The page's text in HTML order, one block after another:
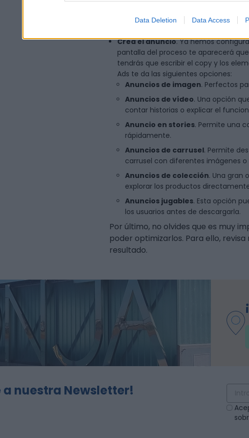
Data Deletion Data Access
puedes elegir uno diario o total.
Ubicación de los anuncios
.
Crea el anuncio. Ya hemos
pantalla del proceso te aparecerá
tendrás que escribir el copy y los
Ads te da las siguientes opciones:
Anuncios de imagen. Perfectos
Anuncios de vídeo. Una opción
contar historias o explicar el
Anuncio en stories. Permite una
rápidamente.
Anuncios de carrusel. Permite
carrusel con diferentes imágenes
Anuncios de colección. Una gran
explorar los productos
Anuncios jugables. Esta opción
los usuarios antes de descargarla.
Por último, no olvides que es muy
poder optimizarlos. Para ello,
resultado.
a nuestra Newsletter!